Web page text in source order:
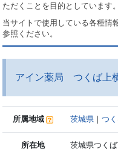
ただくことを目的としています。
当サイトで使用している各種情
参照ください。
アイン薬局 つくば上
所属地域 茨城県 ｜つ
所在地 茨城県つく